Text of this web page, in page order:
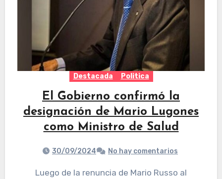
Destacada Politica
El Gobierno confirmó la
designación de Mario Lugones
como Ministro de Salud
30/09/2024 No hay comentarios
Luego de la renuncia de Mario Russo al